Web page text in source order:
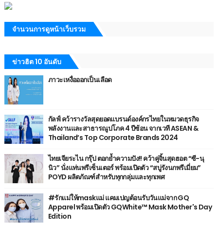
จำนวนการดูหน้าเว็บรวม
ข่าวฮิต 10 อันดับ
ภาวะเหงื่อออกเป็นเลือด
กัลฟ์ คว้ารางวัลสุดยอดแบรนด์องค์กรไทยในหมวดธุรกิจ
พลังงานและสาธารณูปโภค 4 ปีซ้อน จากเวที ASEAN &
Thailand’s Top Corporate Brands 2024
ไทยเจียระไน กรุ๊ป ตอกย้ำความปัง!! คว้าคู่จิ้นสุดฮอต “ซี-นุ
นิว” นั่งแท่นพรีเซ็นเตอร์ พร้อมเปิดตัว “สบู่รังนกพรีเมี่ยม”
POYD ผลิตภัณฑ์สำหรับทุกกลุ่มและทุกเพศ
#รักแม่ให้maskแม่ แคมเปญต้อนรับวันแม่จาก GQ
Apparel พร้อมเปิดตัว GQWhite™ Mask Mother's Day
Edition